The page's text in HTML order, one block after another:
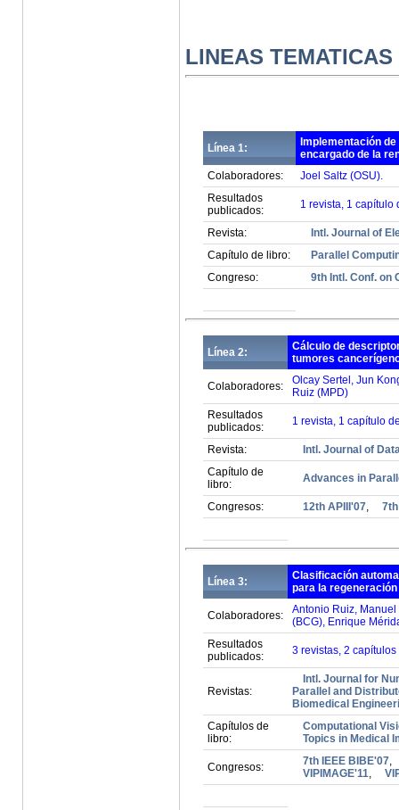
LINEAS
Línea 1:
Implementación
encargado de la
Colaboradores:
Joel Saltz (OSU).
Resultados
publicados:
1 revista, 1 capítulo
Revista:
Intl. Journal of
Capítulo de libro:
Parallel
Congreso:
9th Intl. Conf. on
Línea 2:
Cálculo de
tumores
Colaboradores:
Olcay Sertel, Jun
Ruiz (MPD)
Resultados
publicados:
1 revista, 1 capítulo
Revista:
Intl. Journal of
Capítulo de
libro:
Advances in
Congresos: 12th APIII'07,
Línea 3:
Clasificación
para la
Colaboradores:
Antonio Ruiz, Manuel
(BCG), Enrique
Resultados
publicados:
3 revistas, 2
Revistas:
Intl. Journal for
Parallel and
Biomedical
Capítulos de
libro:
Computational
Topics in Medical
Congresos: 7th IEEE BIBE'07,
VIPIMAGE'11,